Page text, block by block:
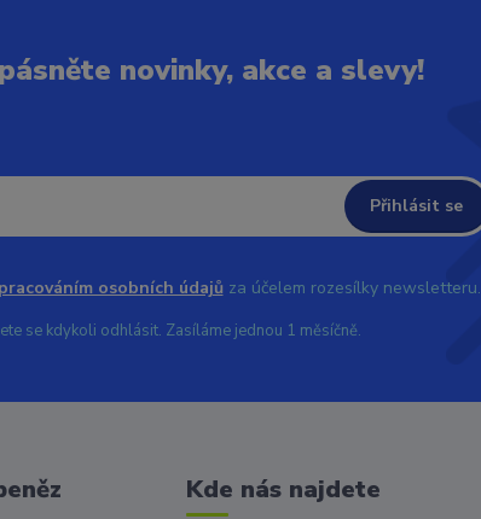
novinky, akce a slevy!
Přihlásit se
osobních údajů za účelem rozesílky newsletteru.
se kdykoli odhlásit. Zasíláme jednou 1 měsíčně.
Kde nás najdete